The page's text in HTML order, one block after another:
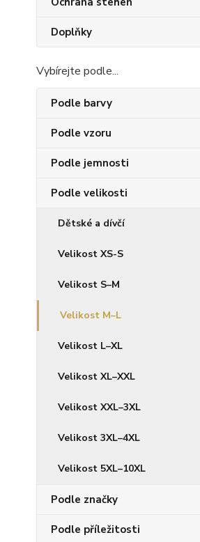
Doplňky
Vybírejte podle...
Podle barvy
Podle vzoru
Podle jemnosti
Podle velikosti
Dětské a dívčí
Velikost XS-S
Velikost S–M
Velikost M–L
Velikost L–XL
Velikost XL–XXL
Velikost XXL–3XL
Velikost 3XL–4XL
Velikost 5XL–10XL
Podle značky
Podle příležitosti